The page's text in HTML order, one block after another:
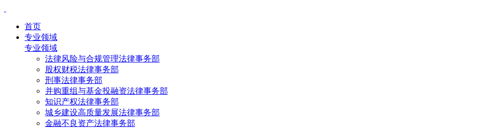
首页
专业领域
专业领域
法律风险与合规管理法律事务部
股权财税法律事务部
刑事法律事务部
并购重组与基金投融资法律事务部
知识产权法律事务部
城乡建设高质量发展法律事务部
金融不良资产法律事务部